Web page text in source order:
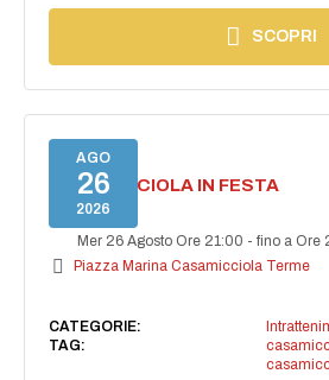
SCOPRI
AGO
26
2026
CASAMICCIOLA IN FESTA
Mer 26 Agosto Ore 21:00 -fino a Ore
Piazza Marina Casamicciola Terme
CATEGORIE:
TAG: